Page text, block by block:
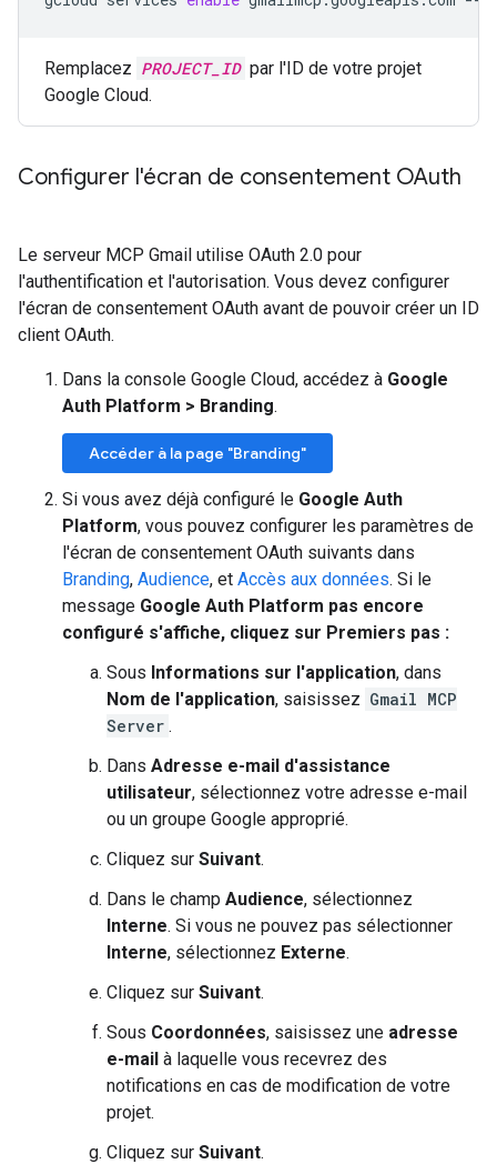
Remplacez PROJECT_ID par l'ID de votre projet
Google Cloud.
Configurer l'écran de consentement OAuth
Le serveur MCP Gmail utilise OAuth 2.0 pour
l'authentification et l'autorisation. Vous devez configurer
l'écran de consentement OAuth avant de pouvoir créer un ID
client OAuth.
Dans la console Google Cloud, accédez à Google
Auth Platform > Branding.
Accéder à la page "Branding"
Si vous avez déjà configuré le Google Auth
Platform, vous pouvez configurer les paramètres de
l'écran de consentement OAuth suivants dans
Branding, Audience, et Accès aux données. Si le
message Google Auth Platform pas encore
configuré s'affiche, cliquez sur Premiers pas :
Sous Informations sur l'application, dans
Nom de l'application, saisissez Gmail MCP
Server .
Dans Adresse e-mail d'assistance
utilisateur, sélectionnez votre adresse e-mail
ou un groupe Google approprié.
Cliquez sur Suivant.
Dans le champ Audience, sélectionnez
Interne. Si vous ne pouvez pas sélectionner
Interne, sélectionnez Externe.
Cliquez sur Suivant.
Sous Coordonnées, saisissez une adresse
e-mail à laquelle vous recevrez des
notifications en cas de modification de votre
projet.
Cliquez sur Suivant.